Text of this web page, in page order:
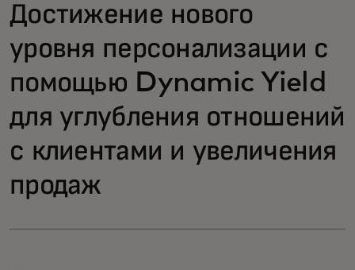
Достижение нового
уровня персонализации с
помощью Dynamic Yield
для углубления отношений
с клиентами и увеличения
продаж